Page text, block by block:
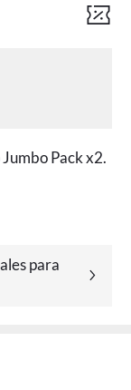
Pack x2.
para